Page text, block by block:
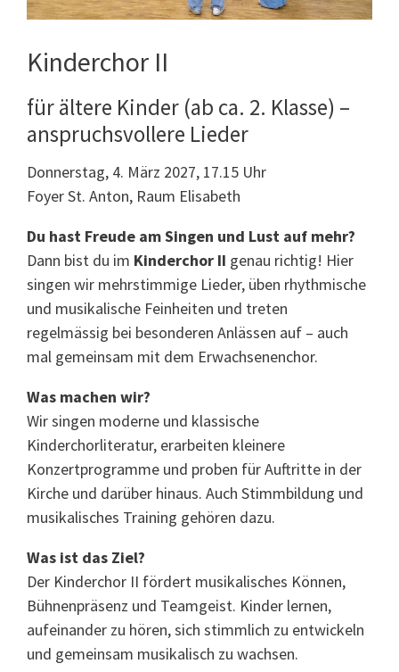
Kinderchor II
für ältere Kinder (ab ca. 2. Klasse) –
anspruchsvollere Lieder
Donnerstag, 4. März 2027, 17.15 Uhr
Foyer St. Anton, Raum Elisabeth
Du hast Freude am Singen und Lust auf mehr?
Dann bist du im Kinderchor II genau richtig! Hier
singen wir mehrstimmige Lieder, üben rhythmische
und musikalische Feinheiten und treten
regelmässig bei besonderen Anlässen auf – auch
mal gemeinsam mit dem Erwachsenenchor.
Was machen wir?
Wir singen moderne und klassische
Kinderchorliteratur, erarbeiten kleinere
Konzertprogramme und proben für Auftritte in der
Kirche und darüber hinaus. Auch Stimmbildung und
musikalisches Training gehören dazu.
Was ist das Ziel?
Der Kinderchor II fördert musikalisches Können,
Bühnenpräsenz und Teamgeist. Kinder lernen,
aufeinander zu hören, sich stimmlich zu entwickeln
und gemeinsam musikalisch zu wachsen.